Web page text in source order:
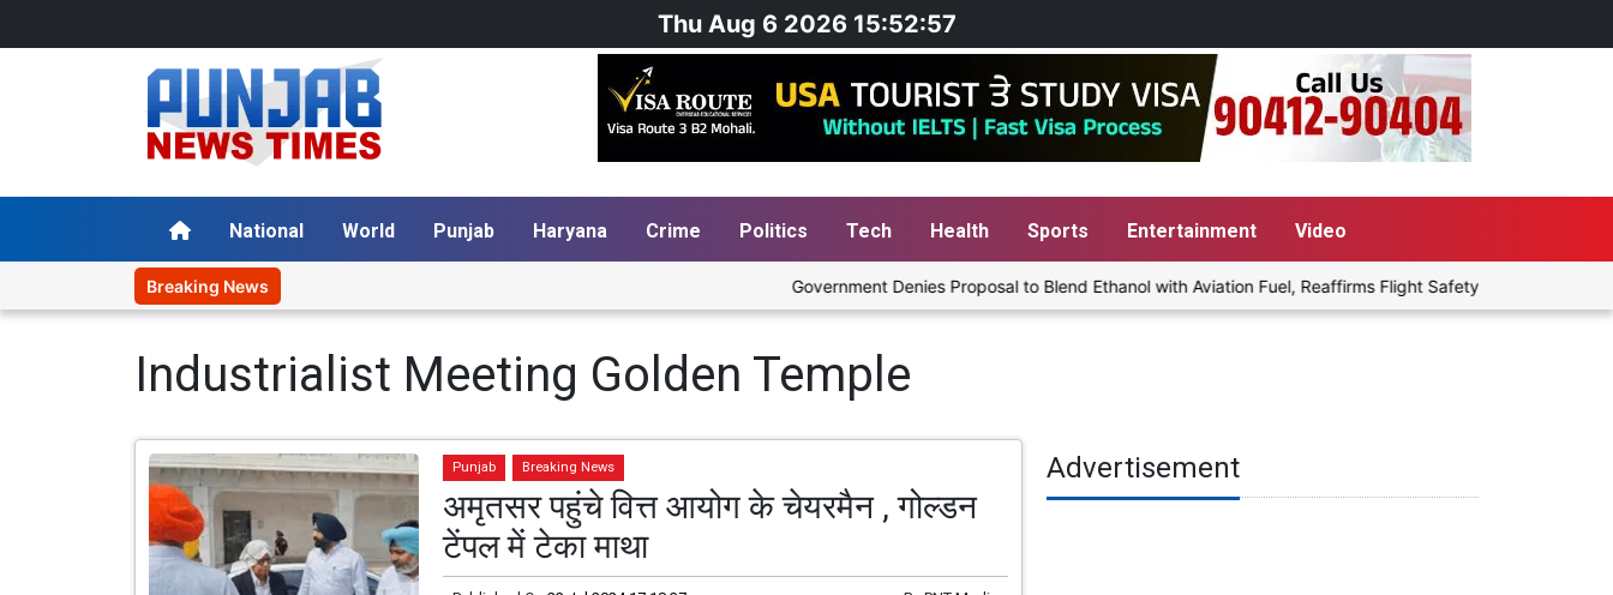
Thu Aug 6 2026 15:52:57
National World Punjab Haryana Crime Politics Tech Health Sports Entertainment Video
Breaking News Government Denies Proposal to Blend Ethanol with Aviation Fuel, Reaffirms Flight Safety Focus
Industrialist Meeting Golden Temple
Punjab Breaking News
अमृतसर पहुंचे वित्त आयोग के चेयरमैन , गोल्डन
टेंपल में टेका माथा
Advertisement